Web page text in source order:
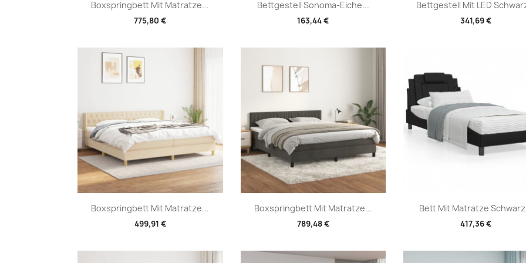
Boxspringbett Mit Matratze...
775,80 €
Vorschau Bettgestell Sonoma-Eiche...
163,44 €
Vorschau Bettgestell Mit LED
341,69 €
 Vorschau
Boxspringbett Mit Matratze...
499,91 €
Vorschau Boxspringbett Mit Matratze...
789,48 €
Vorschau Bett Mit Matratze
417,36 €
Vorschau